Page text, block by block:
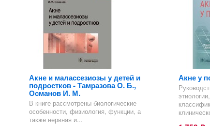
Акне и малассезиозы у детей и
подростков - Тамразова О. Б.,
Османов И. М.
В книге рассмотрены биологические
особенности, физиология, функции, а
также нервная и...
Акне у